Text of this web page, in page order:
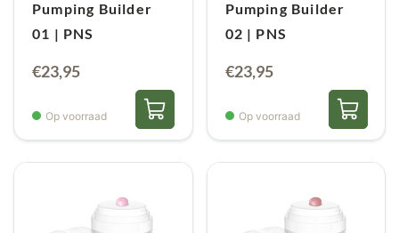
Pumping Builder
01 | PNS
€23,95
Op voorraad
Pumping Builder
02 | PNS
€23,95
Op voorraad